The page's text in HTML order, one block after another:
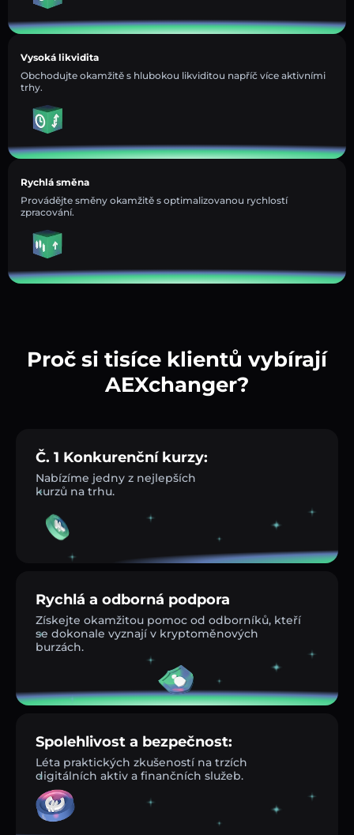
Vysoká likvidita
Obchodujte okamžitě s hlubokou likviditou napříč více aktivními
trhy.
Rychlá směna
Provádějte směny okamžitě s optimalizovanou rychlostí
zpracování.
Proč si tisíce klientů vybírají
AEXchanger?
Č. 1 Konkurenční kurzy:
Nabízíme jedny z nejlepších
kurzů na trhu.
Rychlá a odborná podpora
Získejte okamžitou pomoc od odborníků, kteří
se dokonale vyznají v kryptoměnových
burzách.
Spolehlivost a bezpečnost:
Léta praktických zkušeností na trzích
digitálních aktiv a finančních služeb.